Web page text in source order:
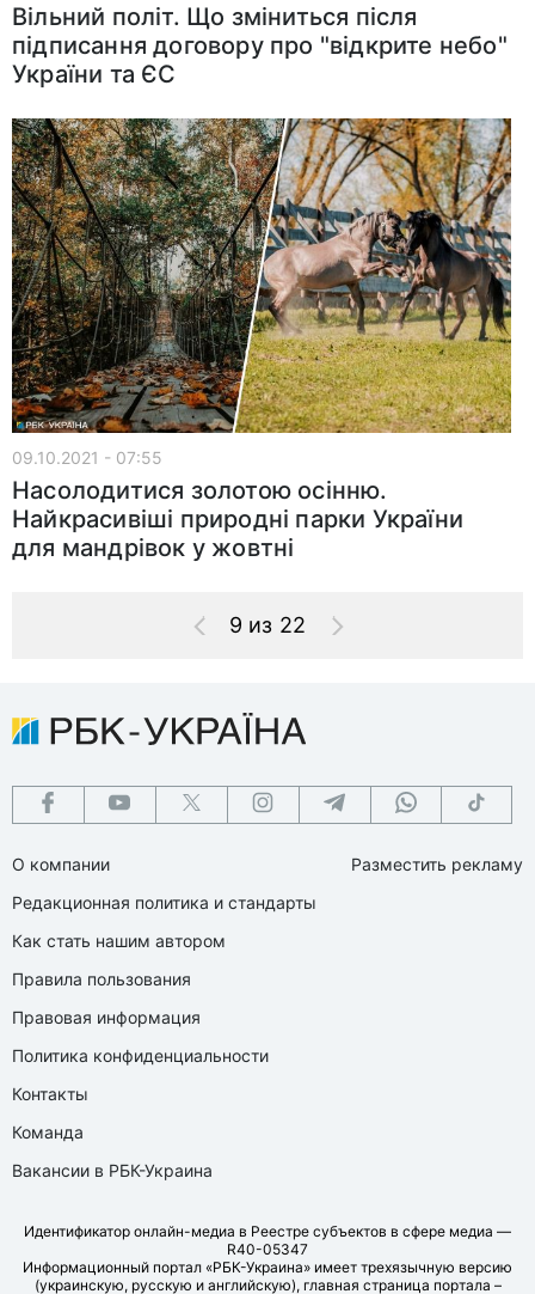
Вільний політ. Що зміниться після
підписання договору про "відкрите небо"
України та ЄС
09.10.2021 - 07:55
Насолодитися золотою осінню.
Найкрасивіші природні парки України
для мандрівок у жовтні
9 из 22
О компании
Редакционная политика и стандарты
Как стать нашим автором
Правила пользования
Правовая информация
Политика конфиденциальности
Контакты
Команда
Вакансии в РБК-Украина
Разместить рекламу
Идентификатор онлайн-медиа в Реестре субъектов в сфере медиа —
R40-05347
Информационный портал «РБК-Украина» имеет трехязычную версию
(украинскую, русскую и английскую), главная страница портала –